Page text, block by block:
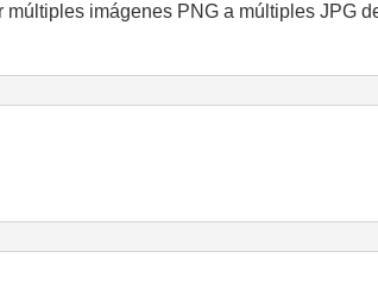
imágenes PNG a múltiples JPG